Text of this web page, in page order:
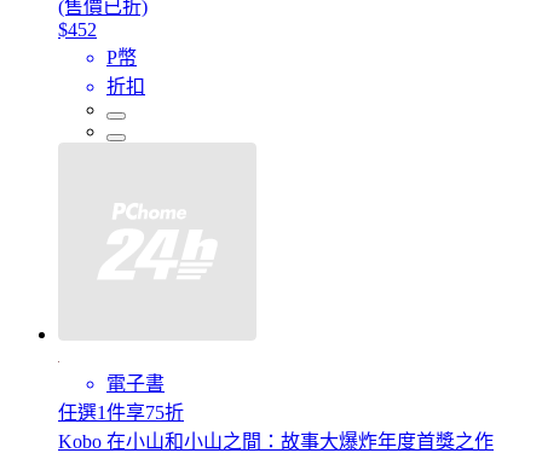
(售價已折)
$452
P幣
折扣
電子書
任選1件享75折
Kobo 在小山和小山之間：故事大爆炸年度首獎之作